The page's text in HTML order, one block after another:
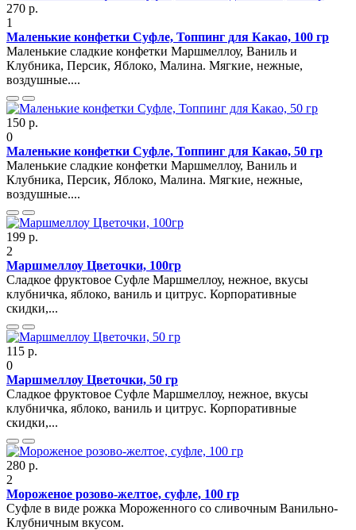
270 р.
1
Маленькие конфетки Суфле, Топпинг для Какао, 100 гр
Маленькие сладкие конфетки Маршмеллоу, Ваниль и
Клубника, Персик, Яблоко, Малина. Мягкие, нежные,
воздушные....
150 р.
0
Маленькие конфетки Суфле, Топпинг для Какао, 50 гр
Маленькие сладкие конфетки Маршмеллоу, Ваниль и
Клубника, Персик, Яблоко, Малина. Мягкие, нежные,
воздушные....
199 р.
2
Маршмеллоу Цветочки, 100гр
Сладкое фруктовое Суфле Маршмеллоу, нежное, вкусы
клубничка, яблоко, ваниль и цитрус. Корпоративные
скидки,...
115 р.
0
Маршмеллоу Цветочки, 50 гр
Сладкое фруктовое Суфле Маршмеллоу, нежное, вкусы
клубничка, яблоко, ваниль и цитрус. Корпоративные
скидки,...
280 р.
2
Мороженое розово-желтое, суфле, 100 гр
Суфле в виде рожка Мороженного со сливочным Ванильно-
Клубничным вкусом.